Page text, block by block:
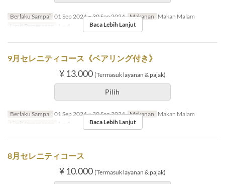
Berlaku Sampai 01 Sep 2024 ~ 30 Sep 2024 Makanan Makan Malam
Limit Pemesanan
1 ~ 4 Baca Lebih Lanjut
9月セレニティコース《ペアリング付き》
¥ 13.000 (Termasuk layanan & pajak)
Pilih
Berlaku Sampai 01 Sep 2024 ~ 30 Sep 2024 Makanan Makan Malam
Limit Pemesanan
1 ~ 4 Baca Lebih Lanjut
8月セレニティコース
¥ 10.000 (Termasuk layanan & pajak)